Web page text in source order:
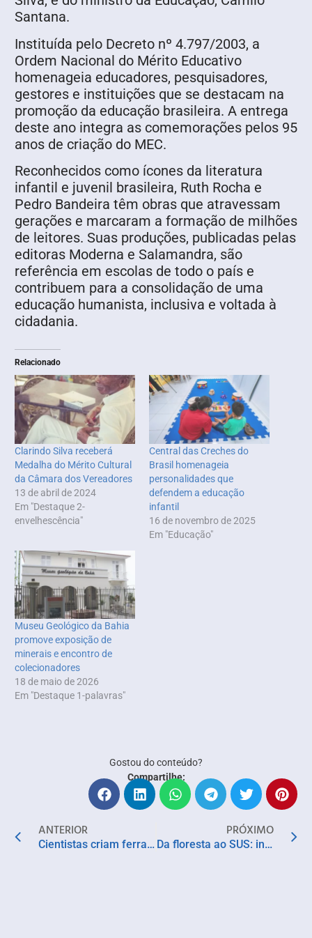
Santana.
Instituída pelo Decreto nº 4.797/2003, a
Ordem Nacional do Mérito Educativo
homenageia educadores, pesquisadores,
gestores e instituições que se destacam na
promoção da educação brasileira. A entrega
deste ano integra as comemorações pelos 95
anos de criação do MEC.
Reconhecidos como ícones da literatura
infantil e juvenil brasileira, Ruth Rocha e
Pedro Bandeira têm obras que atravessam
gerações e marcaram a formação de milhões
de leitores. Suas produções, publicadas pelas
editoras Moderna e Salamandra, são
referência em escolas de todo o país e
contribuem para a consolidação de uma
educação humanista, inclusiva e voltada à
cidadania.
Relacionado
Clarindo Silva receberá
Medalha do Mérito Cultural
da Câmara dos Vereadores
13 de abril de 2024
Em "Destaque 2-
envelhescência"
Central das Creches do
Brasil homenageia
personalidades que
defendem a educação
infantil
16 de novembro de 2025
Em "Educação"
Museu Geológico da Bahia
promove exposição de
minerais e encontro de
colecionadores
18 de maio de 2026
Em "Destaque 1-palavras"
Gostou do conteúdo?
Compartilhe:
ANTERIOR
Cientistas criam ferramenta capaz de prever risco de Alzheimer anos antes do início dos sintomas
PRÓXIMO
Da floresta ao SUS: investimento público impulsiona a fitoterapia como estratégia de cuidado no Brasil